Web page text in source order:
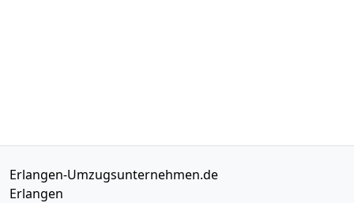
Erlangen-Umzugsunternehmen.de
Erlangen